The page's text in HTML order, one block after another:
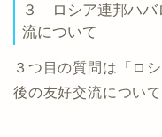
３ ロシア連邦ハバ
流について
３つ目の質問は「ロ
後の友好交流につい